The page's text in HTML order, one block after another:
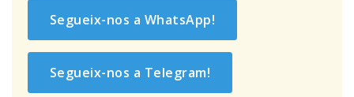
Segueix-nos a WhatsApp!
Segueix-nos a Telegram!